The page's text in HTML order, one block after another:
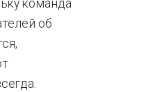
команда
об